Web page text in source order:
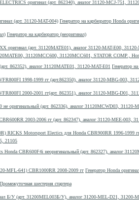
Генератор на карбюратор Honda
Генератор на карбюратор (неоригинал)
31120MCC600, 31120MCC601, STATOR COMP.,
Генератор
21105
Генератор Honda
Промежуточная шестерня стартера